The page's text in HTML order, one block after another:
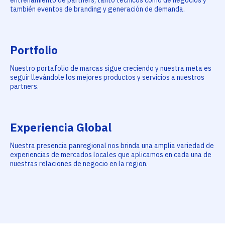
también eventos de branding y generación de demanda.
Portfolio
Nuestro portafolio de marcas sigue creciendo y nuestra meta es
seguir llevándole los mejores productos y servicios a nuestros
partners.
Experiencia Global
Nuestra presencia panregional nos brinda una amplia variedad de
experiencias de mercados locales que aplicamos en cada una de
nuestras relaciones de negocio en la region.